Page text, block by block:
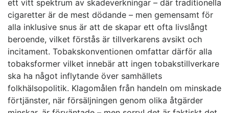
ett vitt spektrum av skadeverkningar – där traditionella
cigaretter är de mest dödande – men gemensamt för
alla inklusive snus är att de skapar ett ofta livslångt
beroende, vilket förstås är tillverkarens avsikt och
incitament. Tobakskonventionen omfattar därför alla
tobaksformer vilket innebär att ingen tobakstillverkare
ska ha något inflytande över samhällets
folkhälsopolitik. Klagomålen från handeln om minskade
förtjänster, när försäljningen genom olika åtgärder